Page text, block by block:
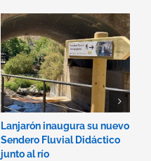
Lanjarón inaugura su nuevo
Sendero Fluvial Didáctico
junto al río